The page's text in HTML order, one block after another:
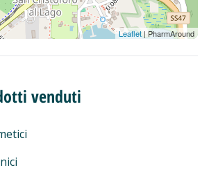
Leaflet| PharmAround
venduti